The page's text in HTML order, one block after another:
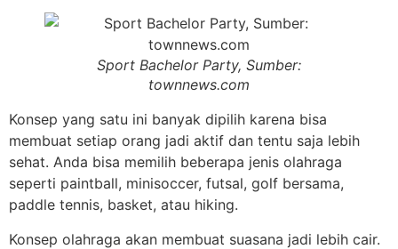
Sport Bachelor Party, Sumber:
townnews.com
Konsep yang satu ini banyak dipilih karena bisa
membuat setiap orang jadi aktif dan tentu saja lebih
sehat. Anda bisa memilih beberapa jenis olahraga
seperti paintball, minisoccer, futsal, golf bersama,
paddle tennis, basket, atau hiking.
Konsep olahraga akan membuat suasana jadi lebih cair.